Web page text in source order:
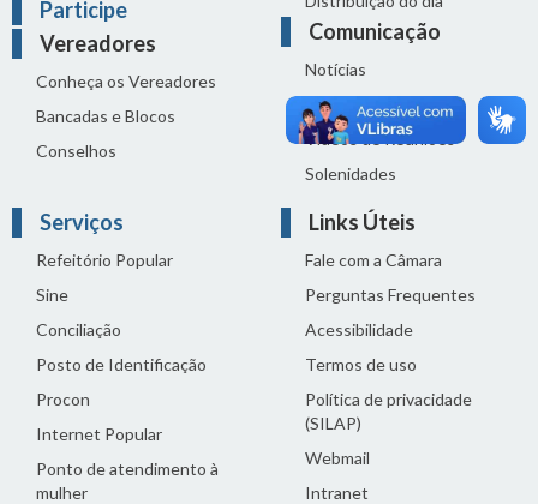
Participe
Vereadores
Conheça os Vereadores
Bancadas e Blocos
Conselhos
Comunicação
Notícias
Sala de Imprensa
Vídeos de Reuniões
Solenidades
Serviços
Refeitório Popular
Sine
Conciliação
Posto de Identificação
Procon
Internet Popular
Ponto de atendimento à
mulher
Links Úteis
Fale com a Câmara
Perguntas Frequentes
Acessibilidade
Termos de uso
Política de privacidade
(SILAP)
Webmail
Intranet